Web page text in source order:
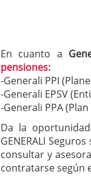
En cuanto a
pensiones:
-Generali PPI
-Generali EPSV
-Generali PPA
Da la
GENERALI
consultar y
contratarse según